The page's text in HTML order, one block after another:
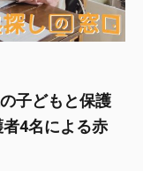
子どもと保護
4名による赤